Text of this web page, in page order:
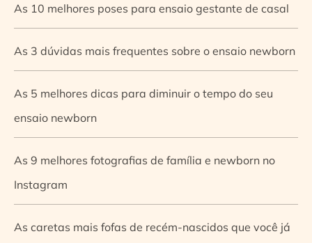
As 10 melhores poses para ensaio gestante de casal
As 3 dúvidas mais frequentes sobre o ensaio newborn
As 5 melhores dicas para diminuir o tempo do seu
ensaio newborn
As 9 melhores fotografias de família e newborn no
Instagram
As caretas mais fofas de recém-nascidos que você já